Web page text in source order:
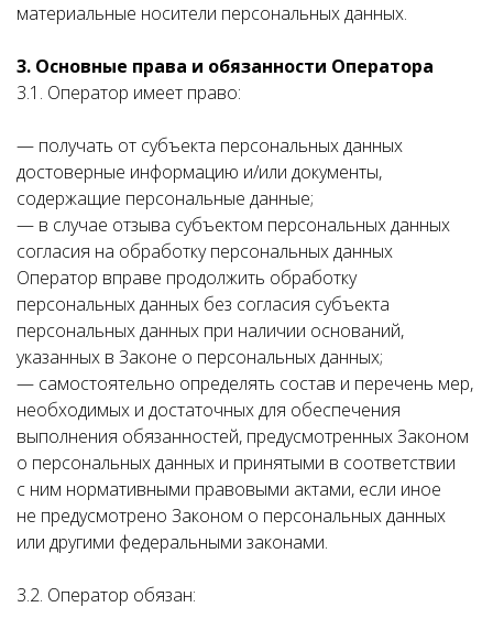
материальные носители персональных данных.
3. Основные права и обязанности Оператора
3.1. Оператор имеет право:
— получать от субъекта персональных данных
достоверные информацию и/или документы,
содержащие персональные данные;
— в случае отзыва субъектом персональных данных
согласия на обработку персональных данных
Оператор вправе продолжить обработку
персональных данных без согласия субъекта
персональных данных при наличии оснований,
указанных в Законе о персональных данных;
— самостоятельно определять состав и перечень мер,
необходимых и достаточных для обеспечения
выполнения обязанностей, предусмотренных Законом
о персональных данных и принятыми в соответствии
с ним нормативными правовыми актами, если иное
не предусмотрено Законом о персональных данных
или другими федеральными законами.
3.2. Оператор обязан: